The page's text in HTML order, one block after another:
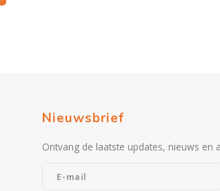
Nieuwsbrief
Ontvang de laatste updates, nieuws en